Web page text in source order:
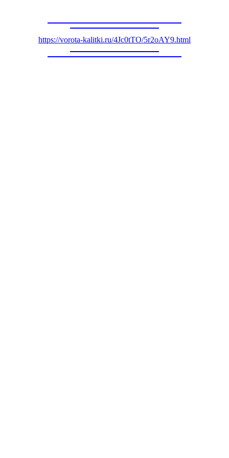
https://vorota-kalitki.ru/4Jc0tTO/5r2oAY9.html